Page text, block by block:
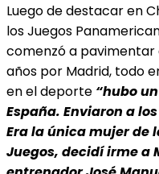
Luego de destacar en
los Juegos
comenzó a pavimentar
años por Madrid, todo
en el deporte “hubo
España. Enviaron a
Era la única mujer de
Juegos, decidí irme a